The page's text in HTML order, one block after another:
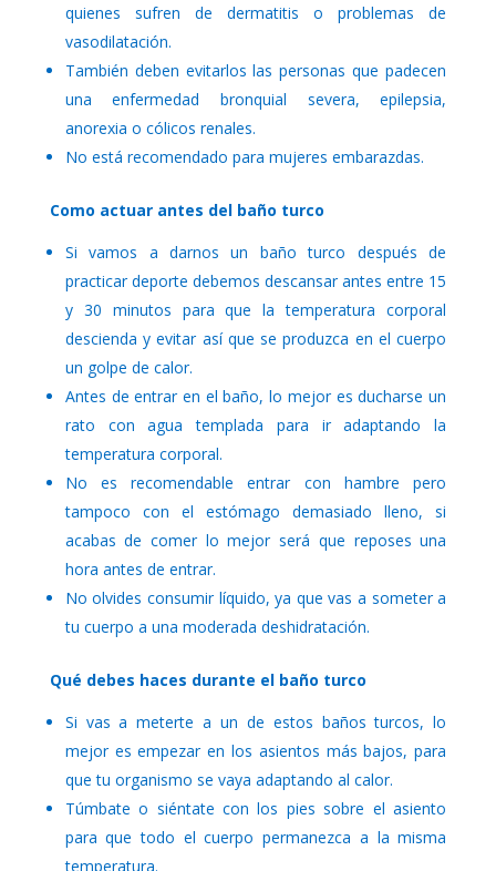
quienes sufren de dermatitis o problemas de
vasodilatación.
También deben evitarlos las personas que padecen
una enfermedad bronquial severa, epilepsia,
anorexia o cólicos renales.
No está recomendado para mujeres embarazdas.
Como actuar antes del baño turco
Si vamos a darnos un baño turco después de
practicar deporte debemos descansar antes entre 15
y 30 minutos para que la temperatura corporal
descienda y evitar así que se produzca en el cuerpo
un golpe de calor.
Antes de entrar en el baño, lo mejor es ducharse un
rato con agua templada para ir adaptando la
temperatura corporal.
No es recomendable entrar con hambre pero
tampoco con el estómago demasiado lleno, si
acabas de comer lo mejor será que reposes una
hora antes de entrar.
No olvides consumir líquido, ya que vas a someter a
tu cuerpo a una moderada deshidratación.
Qué debes haces durante el baño turco
Si vas a meterte a un de estos baños turcos, lo
mejor es empezar en los asientos más bajos, para
que tu organismo se vaya adaptando al calor.
Túmbate o siéntate con los pies sobre el asiento
para que todo el cuerpo permanezca a la misma
temperatura.